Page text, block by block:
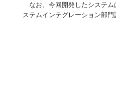
なお、今回開発したシステム
ステムインテグレーション部門